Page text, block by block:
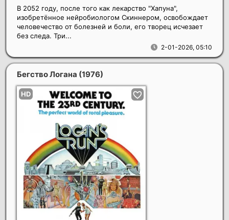
2-01-2026, 05:10
В 2052 году, после того как лекарство "Хапуна",
изобретённое нейробиологом Скиннером, освобождает
человечество от болезней и боли, его творец исчезает
без следа. Три...
Бегство Логана (1976)